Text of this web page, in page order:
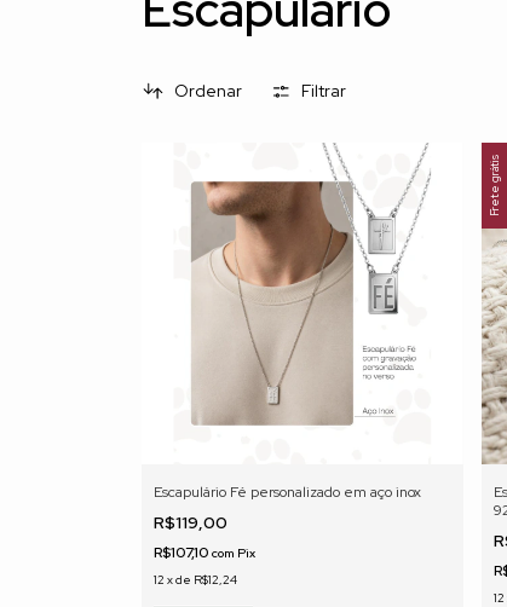
Ordenar Filtrar
Escapulário Fé personalizado em aço inox
R$119,00
R$107,10 com Pix
12 xde R$12,24
Frete grátis
12